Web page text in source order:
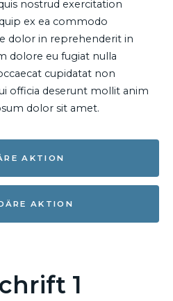
nostrud exercitation
ex ea commodo
dolor in reprehenderit in
dolore eu fugiat nulla
cupidatat non
officia deserunt mollit anim
dolor sit amet.
AKTION
AKTION
1